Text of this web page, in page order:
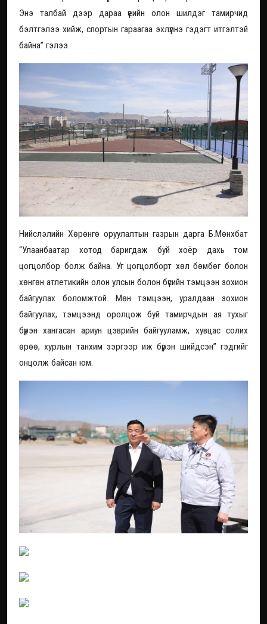
Энэ талбай дээр дараа үеийн олон шилдэг тамирчид
бэлтгэлээ хийж, спортын гараагаа эхлүүлнэ гэдэгт итгэлтэй
байна” гэлээ.
Нийслэлийн Хөрөнгө оруулалтын газрын дарга Б.Мөнхбат
“Улаанбаатар хотод баригдаж буй хоёр дахь том
цогцолбор болж байна. Уг цогцолборт хөл бөмбөг болон
хөнгөн атлетикийн олон улсын болон бүсийн тэмцээн зохион
байгуулах боломжтой. Мөн тэмцээн, уралдаан зохион
байгуулах, тэмцээнд оролцож буй тамирчдын ая тухыг
бүрэн хангасан ариун цэврийн байгууламж, хувцас солих
өрөө, хурлын танхим зэргээр иж бүрэн шийдсэн” гэдгийг
онцолж байсан юм.